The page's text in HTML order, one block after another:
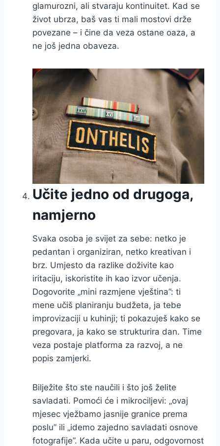
glamurozni, ali stvaraju kontinuitet. Kad se
život ubrza, baš vas ti mali mostovi drže
povezane – i čine da veza ostane oaza, a
ne još jedna obaveza.
Učite jedno od drugoga,
namjerno
Svaka osoba je svijet za sebe: netko je
pedantan i organiziran, netko kreativan i
brz. Umjesto da razlike doživite kao
iritaciju, iskoristite ih kao izvor učenja.
Dogovorite „mini razmjene vještina”: ti
mene učiš planiranju budžeta, ja tebe
improvizaciji u kuhinji; ti pokazuješ kako se
pregovara, ja kako se strukturira dan. Time
veza postaje platforma za razvoj, a ne
popis zamjerki.
Bilježite što ste naučili i što još želite
savladati. Pomoći će i mikrociljevi: „ovaj
mjesec vježbamo jasnije granice prema
poslu” ili „idemo zajedno savladati osnove
fotografije”. Kada učite u paru, odgovornost